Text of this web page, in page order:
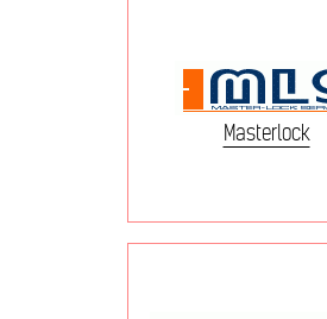
Masterlock